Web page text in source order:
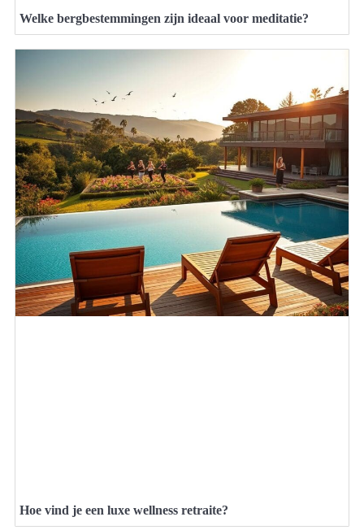
Welke bergbestemmingen zijn ideaal voor meditatie?
Hoe vind je een luxe wellness retraite?